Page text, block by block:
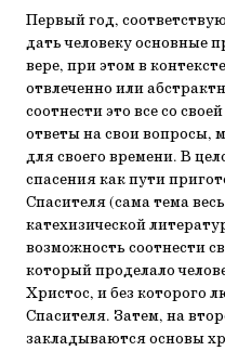
Первый год,
дать человеку основные
вере, при этом в
отвлеченно или
соотнести это все со
ответы на свои вопросы,
для своего времени. В
спасения как пути
Спасителя (сама тема
катехизической
возможность соотнести
который проделало
Христос, и без которого
Спасителя. Затем, на
закладываются основы